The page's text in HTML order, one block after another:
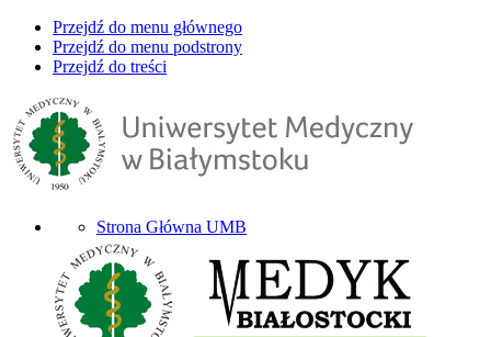
Przejdź do menu głównego
Przejdź do menu podstrony
Przejdź do treści
Strona Główna UMB